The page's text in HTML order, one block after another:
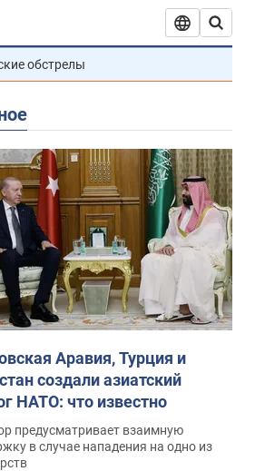
обстрелы
Аравия, Турция и
создали азиатский
НАТО: что известно
предусматривает взаимную
в случае нападения на одно из